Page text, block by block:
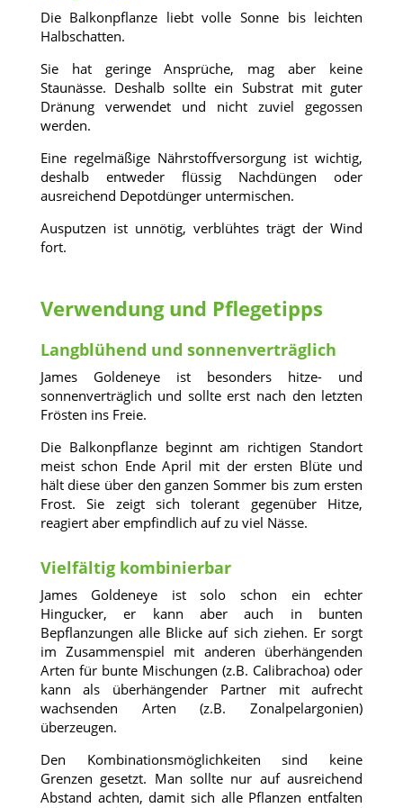
Die Balkonpflanze liebt volle Sonne bis leichten
Halbschatten.
Sie hat geringe Ansprüche, mag aber keine
Staunässe. Deshalb sollte ein Substrat mit guter
Dränung verwendet und nicht zuviel gegossen
werden.
Eine regelmäßige Nährstoffversorgung ist wichtig,
deshalb entweder flüssig Nachdüngen oder
ausreichend Depotdünger untermischen.
Ausputzen ist unnötig, verblühtes trägt der Wind
fort.
Verwendung und Pflegetipps
Langblühend und sonnenverträglich
James Goldeneye ist besonders hitze- und
sonnenverträglich und sollte erst nach den letzten
Frösten ins Freie.
Die Balkonpflanze beginnt am richtigen Standort
meist schon Ende April mit der ersten Blüte und
hält diese über den ganzen Sommer bis zum ersten
Frost. Sie zeigt sich tolerant gegenüber Hitze,
reagiert aber empfindlich auf zu viel Nässe.
Vielfältig kombinierbar
James Goldeneye ist solo schon ein echter
Hingucker, er kann aber auch in bunten
Bepflanzungen alle Blicke auf sich ziehen. Er sorgt
im Zusammenspiel mit anderen überhängenden
Arten für bunte Mischungen (z.B. Calibrachoa) oder
kann als überhängender Partner mit aufrecht
wachsenden Arten (z.B. Zonalpelargonien)
überzeugen.
Den Kombinationsmöglichkeiten sind keine
Grenzen gesetzt. Man sollte nur auf ausreichend
Abstand achten, damit sich alle Pflanzen entfalten